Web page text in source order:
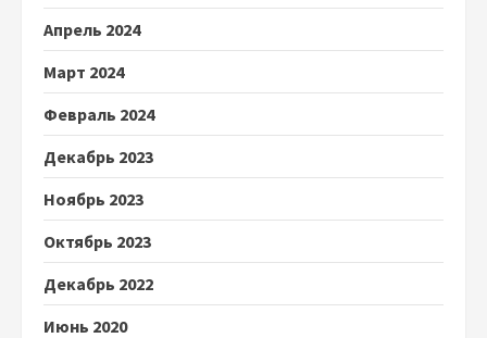
Апрель 2024
Март 2024
Февраль 2024
Декабрь 2023
Ноябрь 2023
Октябрь 2023
Декабрь 2022
Июнь 2020